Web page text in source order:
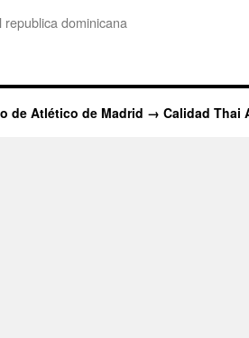
dominicana
de Atlético de Madrid → Calidad Thai